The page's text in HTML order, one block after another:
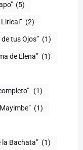
(5)
Lirical” (2)
de tus Ojos” (1)
de Elena” (1)
(1)
(1)
la Bachata” (1)